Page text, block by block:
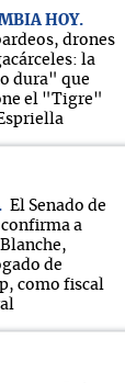
HOY
drones
la
dura" que
el "Tigre"
El Senado de
confirma a
de
como fiscal